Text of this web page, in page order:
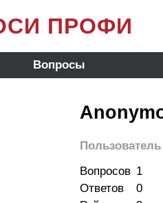
ПРОФИ
Вопросы
Вопросов 1
Ответов
0